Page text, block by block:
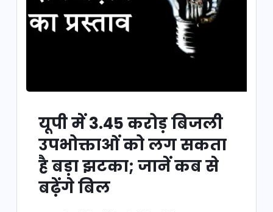
यूपी में 3.45 करोड़ बिजली
उपभोक्ताओं को लग सकता
है बड़ा झटका; जानें कब से
बढ़ेंगे बिल